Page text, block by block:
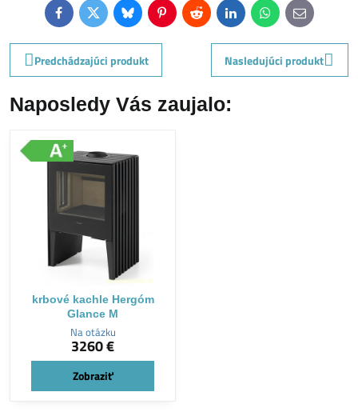
FacebookTwitterBlueskyPinterestReddit LinkedInWhatsApp
E-
mail
Predchádzajúci produkt
Nasledujúci produkt
Naposledy Vás zaujalo:
krbové kachle Hergóm
Glance M
Na otázku
3260 €
Zobraziť